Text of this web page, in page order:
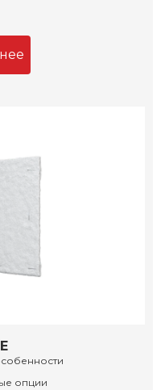
опции